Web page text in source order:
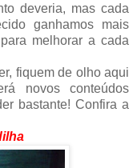
deveria, mas cada
ganhamos mais
melhorar a cada
fiquem de olho aqui
novos conteúdos
bastante! Confira a